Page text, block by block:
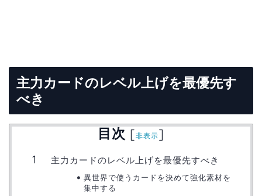
主力カードのレベル上げを最優先す
べき
目次 [非表示]
主力カードのレベル上げを最優先すべき
異世界で使うカードを決めて強化素材を
集中する